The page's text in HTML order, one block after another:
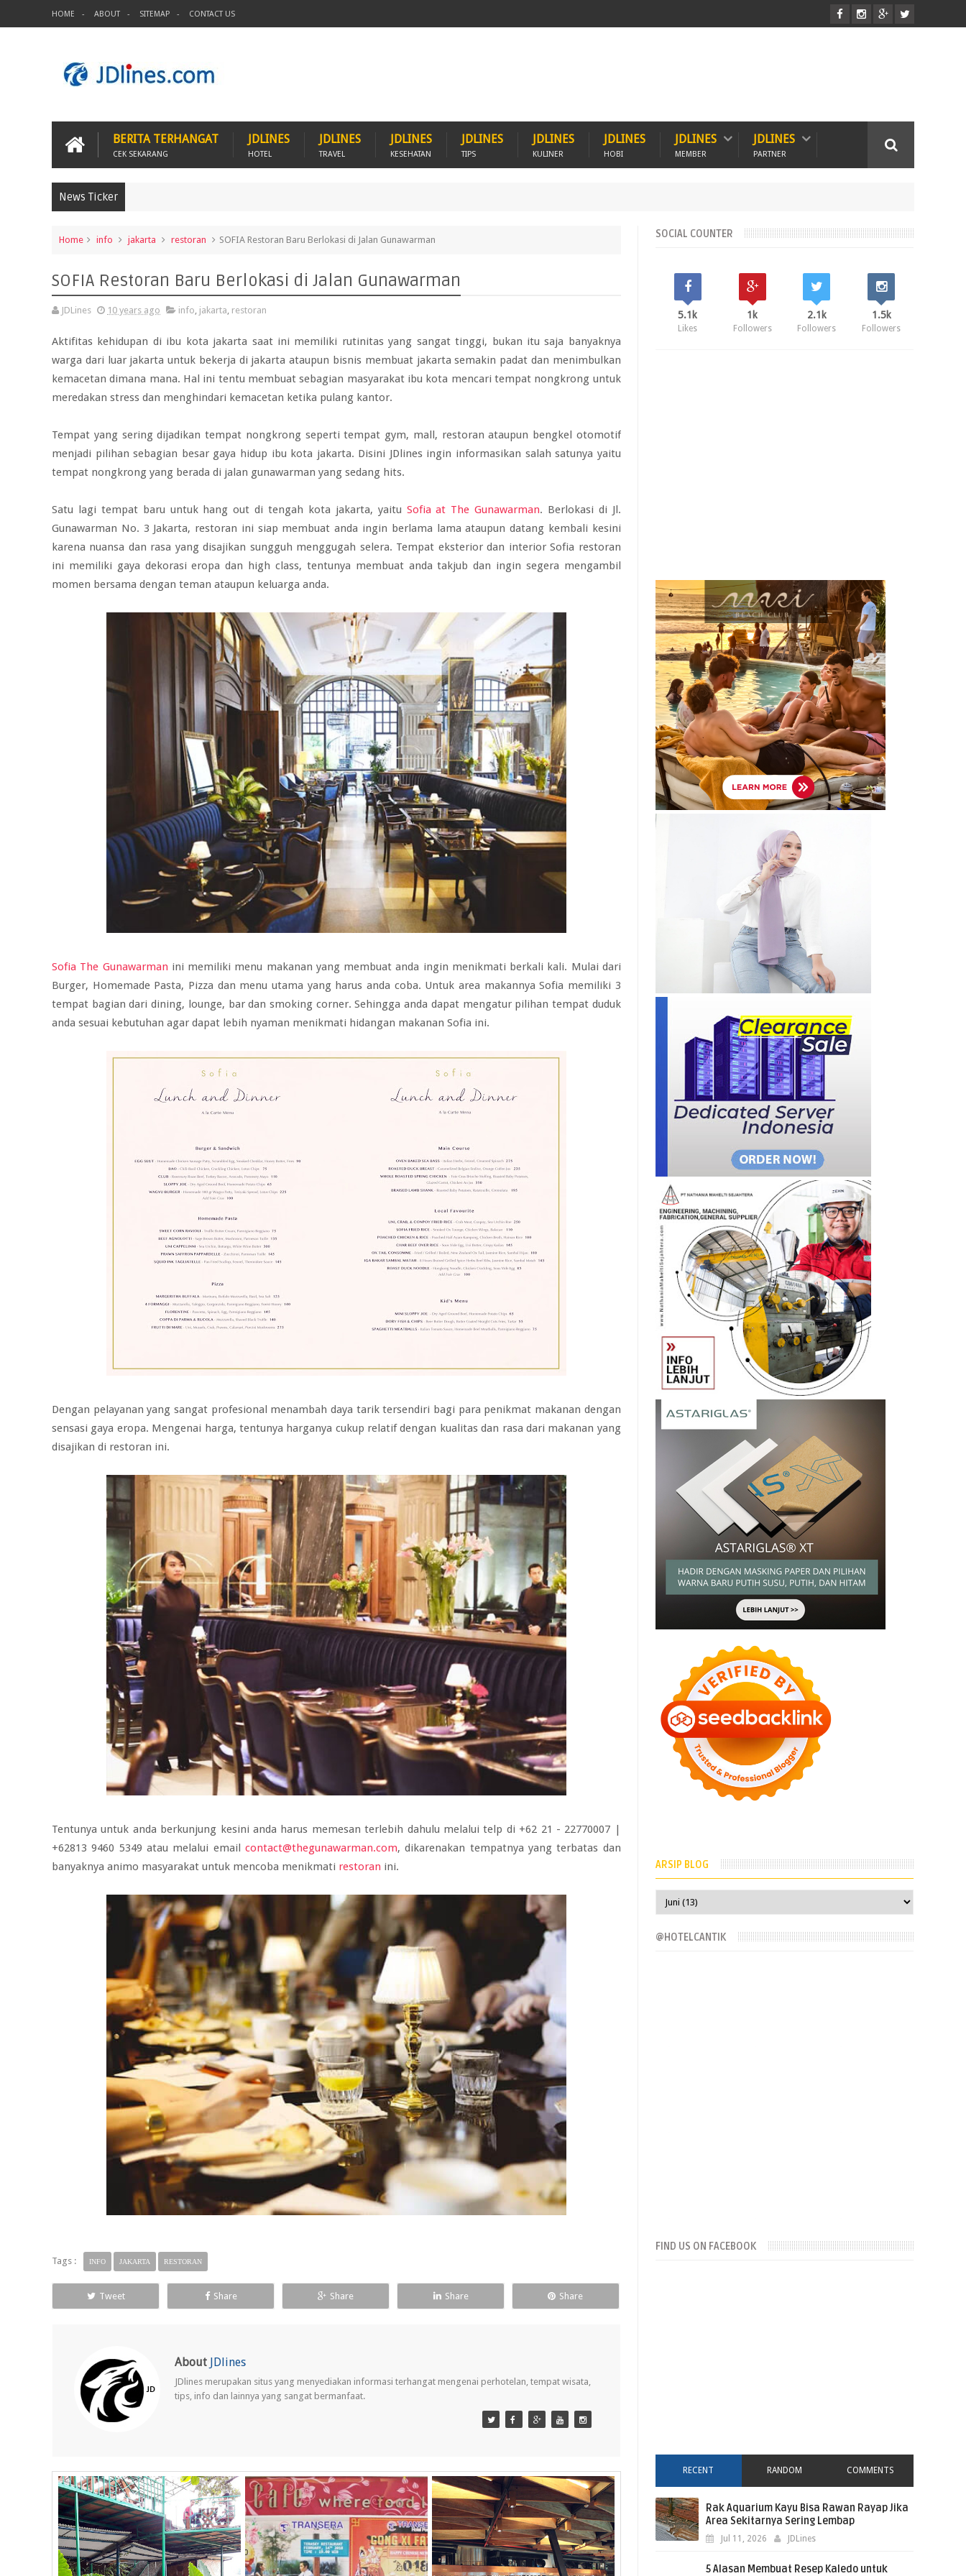
HOME ABOUT SITEMAP CONTACT US
BERITA TERHANGAT
CEK SEKARANG
JDLINES
HOTEL
JDLINES
TRAVEL
JDLINES
KESEHATAN
JDLINES
TIPS
JDLINES
KULINER
JDLINES
HOBI
JDLINES
MEMBER
JDLINES
PARTNER
News Ticker
Home info jakarta restoran SOFIA Restoran Baru Berlokasi di Jalan Gunawarman
SOFIA Restoran Baru Berlokasi di Jalan Gunawarman
JDLines 10 years ago info, jakarta, restoran
Aktifitas kehidupan di ibu kota jakarta saat ini memiliki rutinitas yang sangat tinggi, bukan itu saja banyaknya
warga dari luar jakarta untuk bekerja di jakarta ataupun bisnis membuat jakarta semakin padat dan menimbulkan
kemacetan dimana mana. Hal ini tentu membuat sebagian masyarakat ibu kota mencari tempat nongkrong untuk
meredakan stress dan menghindari kemacetan ketika pulang kantor.
Tempat yang sering dijadikan tempat nongkrong seperti tempat gym, mall, restoran ataupun bengkel otomotif
menjadi pilihan sebagian besar gaya hidup ibu kota jakarta. Disini JDlines ingin informasikan salah satunya yaitu
tempat nongkrong yang berada di jalan gunawarman yang sedang hits.
Satu lagi tempat baru untuk hang out di tengah kota jakarta, yaitu Sofia at The Gunawarman. Berlokasi di Jl.
Gunawarman No. 3 Jakarta, restoran ini siap membuat anda ingin berlama lama ataupun datang kembali kesini
karena nuansa dan rasa yang disajikan sungguh menggugah selera. Tempat eksterior dan interior Sofia restoran
ini memiliki gaya dekorasi eropa dan high class, tentunya membuat anda takjub dan ingin segera mengambil
momen bersama dengan teman ataupun keluarga anda.
Sofia The Gunawarman ini memiliki menu makanan yang membuat anda ingin menikmati berkali kali. Mulai dari
Burger, Homemade Pasta, Pizza dan menu utama yang harus anda coba. Untuk area makannya Sofia memiliki 3
tempat bagian dari dining, lounge, bar dan smoking corner. Sehingga anda dapat mengatur pilihan tempat duduk
anda sesuai kebutuhan agar dapat lebih nyaman menikmati hidangan makanan Sofia ini.
Dengan pelayanan yang sangat profesional menambah daya tarik tersendiri bagi para penikmat makanan dengan
sensasi gaya eropa. Mengenai harga, tentunya harganya cukup relatif dengan kualitas dan rasa dari makanan yang
disajikan di restoran ini.
Tentunya untuk anda berkunjung kesini anda harus memesan terlebih dahulu melalui telp di +62 21 - 22770007 |
+62813 9460 5349 atau melalui emailcontact@thegunawarman.com, dikarenakan tempatnya yang terbatas dan
banyaknya animo masyarakat untuk mencoba menikmati restoran ini.
Tags : INFO JAKARTA RESTORAN
Tweet Share Share Share Share
About JDlines
JDlines merupakan situs yang menyediakan informasi terhangat mengenai perhotelan, tempat wisata,
tips, info dan lainnya yang sangat bermanfaat.
SOCIAL COUNTER
5.1k
Likes
1k
Followers
2.1k
Followers
1.5k
Followers
ARSIP BLOG
@HOTELCANTIK
FIND US ON FACEBOOK
RECENT RANDOM COMMENTS
Rak Aquarium Kayu Bisa Rawan Rayap Jika
Area Sekitarnya Sering Lembap
Jul 11, 2026 JDLines
5 Alasan Membuat Resep Kaledo untuk